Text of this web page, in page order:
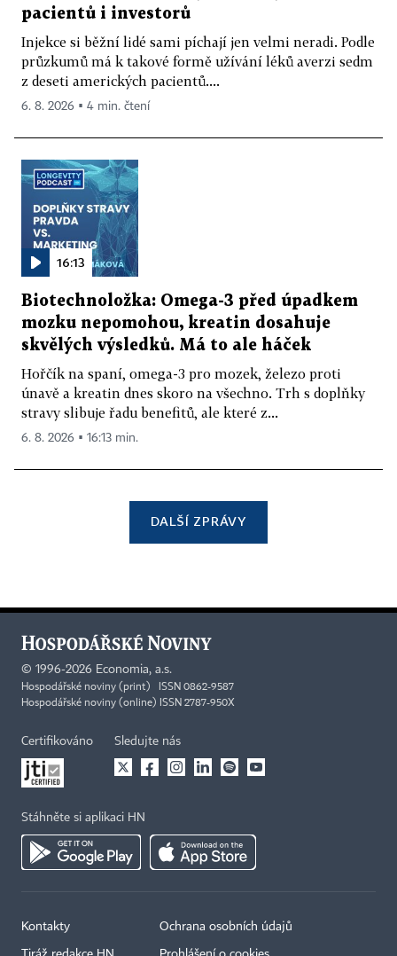
pacientů i investorů
Injekce si běžní lidé sami píchají jen velmi neradi. Podle
průzkumů má k takové formě užívání léků averzi sedm
z deseti amerických pacientů....
6. 8. 2026 ▪ 4 min. čtení
16:13
Biotechnoložka: Omega-3 před úpadkem
mozku nepomohou, kreatin dosahuje
skvělých výsledků. Má to ale háček
Hořčík na spaní, omega-3 pro mozek, železo proti
únavě a kreatin dnes skoro na všechno. Trh s doplňky
stravy slibuje řadu benefitů, ale které z...
6. 8. 2026 ▪ 16:13 min.
DALŠÍ ZPRÁVY
© 1996-2026 Economia, a.s.
Hospodářské noviny (print) ISSN 0862-9587
Hospodářské noviny (online) ISSN 2787-950X
Certifikováno Sledujte nás
Stáhněte si aplikaci HN
Kontakty Ochrana osobních údajů